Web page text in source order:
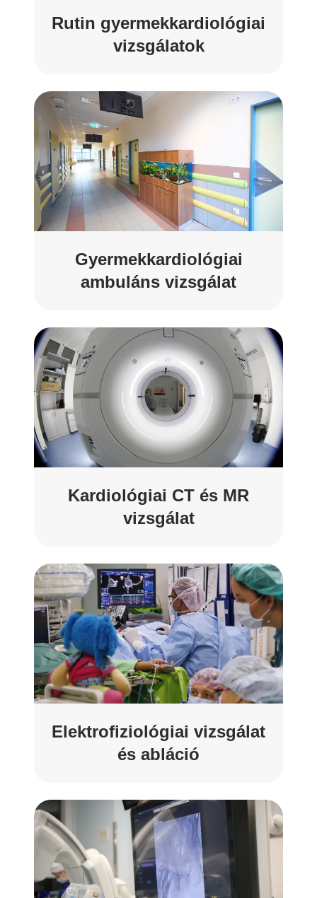
Rutin gyermekkardiológiai
vizsgálatok
Gyermekkardiológiai
ambuláns vizsgálat
Kardiológiai CT és MR
vizsgálat
Elektrofiziológiai vizsgálat
és abláció